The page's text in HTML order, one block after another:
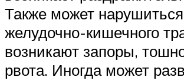
Также может
желудочно-кишечного
возникают запоры,
рвота. Иногда может